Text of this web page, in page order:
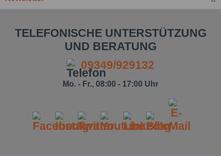
TELEFONISCHE UNTERSTÜTZUNG
UND BERATUNG
09349/929132
Mo. - Fr., 08:00 - 17:00 Uhr